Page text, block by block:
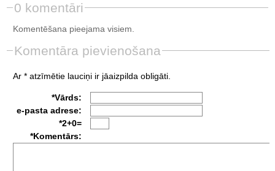
0 komentāri
Komentēšana pieejama visiem.
Komentāra pievienošana
Ar * atzīmētie lauciņi ir jāaizpilda obligāti.
*Vārds:
e-pasta adrese:
*2+0=
*Komentārs: